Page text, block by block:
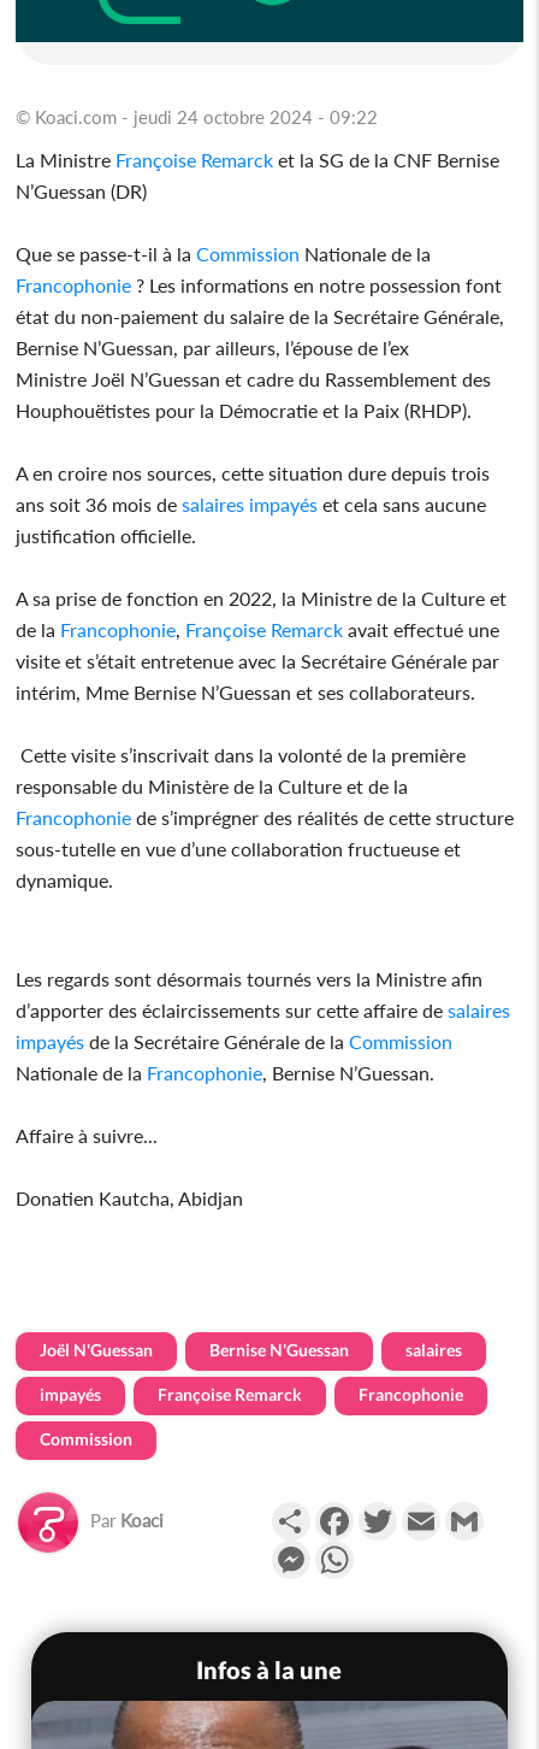
© Koaci.com - jeudi 24 octobre 2024 - 09:22
La Ministre Françoise Remarck et la SG de la CNF Bernise
N’Guessan (DR)
Que se passe-t-il à laCommission Nationale de la
Francophonie ? Les informations en notre possession font
état du non-paiement du salaire de la Secrétaire Générale,
Bernise N’Guessan, par ailleurs, l’épouse de l’ex
Ministre Joël N’Guessan et cadre du Rassemblement des
Houphouëtistes pour la Démocratie et la Paix (RHDP).
A en croire nos sources, cette situation dure depuis trois
ans soit 36 mois desalaires impayés et cela sans aucune
justification officielle.
A sa prise de fonction en 2022, la Ministre de la Culture et
de la Francophonie Françoise Remarck avait effectué une
visite et s’était entretenue avec la Secrétaire Générale par
intérim, Mme Bernise N’Guessan et ses collaborateurs.
Cette visite s’inscrivait dans la volonté de la première
responsable du Ministère de la Culture et de la
Francophonie de s’imprégner des réalités de cette structure
sous-tutelle en vue d’une collaboration fructueuse et
dynamique.
Les regards sont désormais tournés vers la Ministre afin
d’apporter des éclaircissements sur cette affaire desalaires
impayés de la Secrétaire Générale de laCommission
Nationale de la Francophonie , Bernise N’Guessan.
Affaire à suivre...
Donatien Kautcha, Abidjan
Joël N'Guessan Bernise N'Guessan salaires
impayés Françoise Remarck Francophonie
Commission
Par Koaci PartagerFacebookTwitterEmail
Messenger
Infos à la une